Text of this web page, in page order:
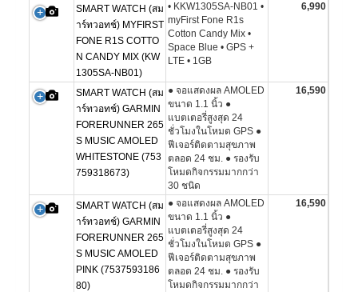
SMART WATCH (สม
าร์ทวอทช์) MYFIRST
FONE R1S COTTO
N CANDY MIX (KW
1305SA-NB01)
• KKW1305SA-NB01 •
myFirst Fone R1s
Cotton Candy Mix •
Space Blue • GPS +
LTE • 1GB
6,990
SMART WATCH (สม
าร์ทวอทช์) GARMIN
FORERUNNER 265
S MUSIC AMOLED
WHITESTONE (753
759318673)
● จอแสดงผล AMOLED
ขนาด 1.1 นิ้ว ●
แบตเตอรี่สูงสุด 24
ชั่วโมงในโหมด GPS ●
ฟีเจอร์ติดตามสุขภาพ
ตลอด 24 ชม. ● รองรับ
โหมดกิจกรรมมากกว่า
30 ชนิด
16,590
SMART WATCH (สม
าร์ทวอทช์) GARMIN
FORERUNNER 265
S MUSIC AMOLED
PINK (7537593186
80)
● จอแสดงผล AMOLED
ขนาด 1.1 นิ้ว ●
แบตเตอรี่สูงสุด 24
ชั่วโมงในโหมด GPS ●
ฟีเจอร์ติดตามสุขภาพ
ตลอด 24 ชม. ● รองรับ
โหมดกิจกรรมมากกว่า
16,590